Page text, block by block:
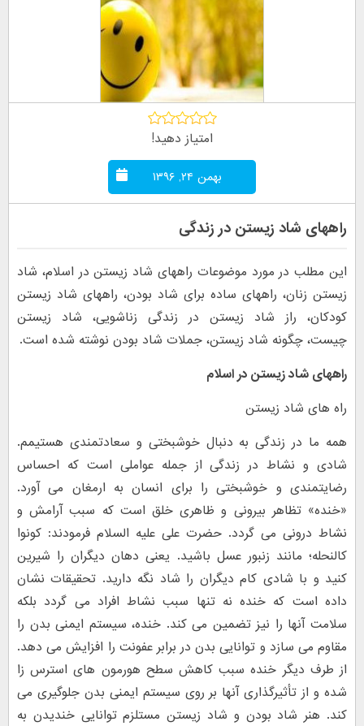
امتیاز دهید!
بهمن ۲۴, ۱۳۹۶
راههای شاد زیستن در زندگی
این مطلب در مورد موضوعات راههای شاد زیستن در اسلام، شاد
زیستن زنان، راههای ساده برای شاد بودن، راههای شاد زیستن
کودکان، راز شاد زیستن در زندگی زناشویی، شاد زیستن
چیست، چگونه شاد زیستن، جملات شاد بودن نوشته شده است.
راههای شاد زیستن در اسلام
راه های شاد زیستن
همه ما در زندگی به دنبال خوشبختی و سعادتمندی هستیمم.
شادی و نشاط در زندگی از جمله عواملی است که احساس
رضایتمندی و خوشبختی را برای انسان به ارمغان می آورد.
«خنده» تظاهر بیرونی و ظاهری خلق است که سبب آرامش و
نشاط درونی می گردد. حضرت علی علیه السلام فرمودند: کونوا
کالنحله؛ مانند زنبور عسل باشید. یعنی دهان دیگران را شیرین
کنید و با شادی کام دیگران را شاد نگه دارید. تحقیقات نشان
داده است که خنده نه تنها سبب نشاط افراد می گردد بلکه
سلامت آنها را نیز تضمین می کند. خنده، سیستم ایمنی بدن را
مقاوم می سازد و توانایی بدن در برابر عفونت را افزایش می دهد.
از طرف دیگر خنده سبب کاهش سطح هورمون های استرس زا
شده و از تأثیرگذاری آنها بر روی سیستم ایمنی بدن جلوگیری می
کند. هنر شاد بودن و شاد زیستن مستلزم توانایی خندیدن به